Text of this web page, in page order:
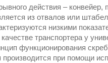
действия – конвейер,
из отвалов или
низкими
транспортера у
функционирования
при помощи